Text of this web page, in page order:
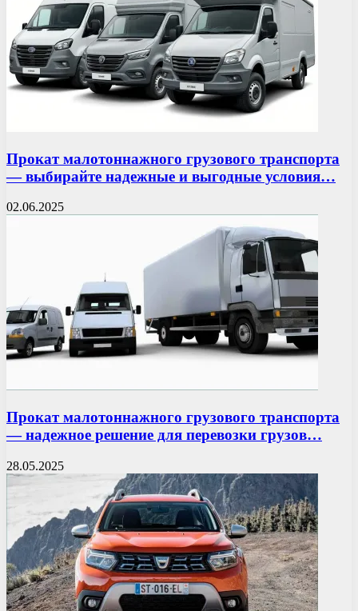
Прокат малотоннажного грузового транспорта
— выбирайте надежные и выгодные условия…
02.06.2025
Прокат малотоннажного грузового транспорта
— надежное решение для перевозки грузов…
28.05.2025